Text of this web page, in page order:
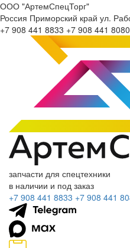
ООО "АртемСпецТорг"
Россия Приморский край ул.
+7 908 441 8833 +7 908 441 8080
запчасти для спецтехники
в наличии и под заказ
+7 908 441 8833 +7 908 441